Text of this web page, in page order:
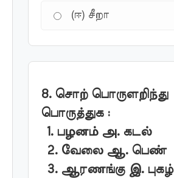
(ஈ) சீறா
8. சொற் பொருளறிந்து
பொருத்துக :
1. பழனம் அ. கடல்
2. வேலை ஆ. பெண்
3. ஆரணங்கு இ. புகழ்